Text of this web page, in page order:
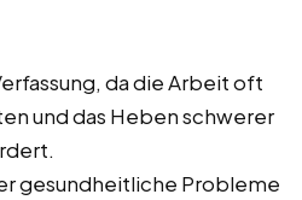
da die Arbeit oft
und das Heben schwerer
gesundheitliche Probleme